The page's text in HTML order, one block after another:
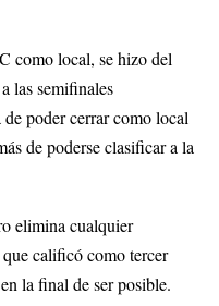
como local, se hizo del
las semifinales
poder cerrar como local
de poderse clasificar a la
elimina cualquier
calificó como tercer
la final de ser posible.